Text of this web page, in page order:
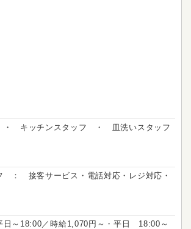
・ キッチンスタッフ ・ 皿洗いスタッフ
： 接客サービス・電話対応・レジ対応・
日～18:00／時給1,070円～・平日 18:00～